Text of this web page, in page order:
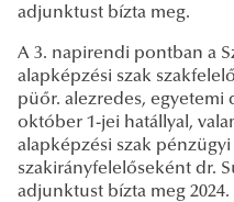
adjunktust bízta meg.
A 3. napirendi pontban a
alapképzési szak
püőr. alezredes, egyetemi
október 1-jei hatállyal,
alapképzési szak
szakirányfelelőseként dr.
adjunktust bízta meg